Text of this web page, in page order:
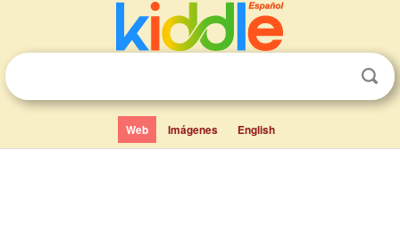
Web Imágenes English